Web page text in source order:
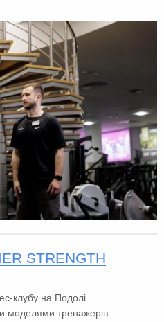
STRENGTH
клубу на Подолі
моделями тренажерів